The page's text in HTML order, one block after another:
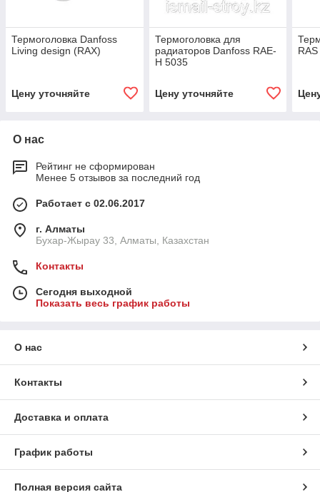
Термоголовка Danfoss
Living design (RAX)
Цену уточняйте
Термоголовка для
радиаторов Danfoss RAE-
H 5035
Цену уточняйте
О нас
Рейтинг не сформирован
Менее 5 отзывов за последний год
Работает с 02.06.2017
г. Алматы
Бухар-Жырау 33, Алматы, Казахстан
Контакты
Сегодня выходной
Показать весь график работы
О нас
Контакты
Доставка и оплата
График работы
Полная версия сайта